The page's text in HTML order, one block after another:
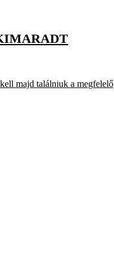
majd találniuk a megfelelő